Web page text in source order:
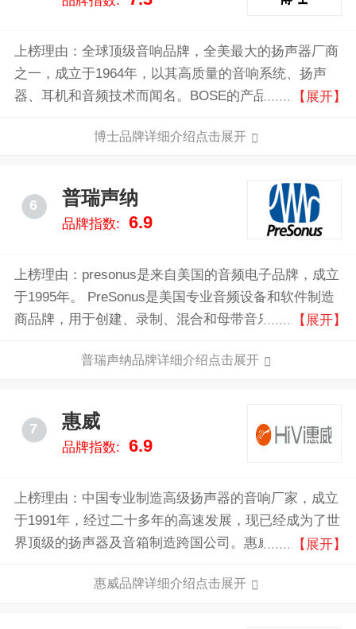
上榜理由：全球顶级音响品牌，全美最大的扬声器厂商
之一，成立于1964年，以其高质量的音响系统、扬声
器、耳机和音频技术而闻名。BOSE的产品非常多样【展开】
博士品牌详细介绍点击展开
6 普瑞声纳
品牌指数: 6.9
上榜理由：presonus是来自美国的音频电子品牌，成立
于1995年。 PreSonus是美国专业音频设备和软件制造
商品牌，用于创建、录制、混合和母带音乐和其他音
音器，录音系统，均衡器等。
【展开】
普瑞声纳品牌详细介绍点击展开
7 惠威
品牌指数: 6.9
上榜理由：中国专业制造高级扬声器的音响厂家，成立
于1991年，经过二十多年的高速发展，现已经成为了世
界顶级的扬声器及音箱制造跨国公司。惠威主要经营高
术 ，高品质和亲民价格得到了全球音响制造商的青睐
【展开】
惠威品牌详细介绍点击展开